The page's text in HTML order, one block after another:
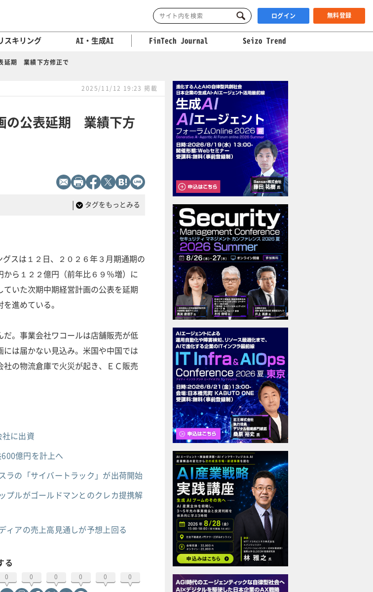
ログイン 無料登録
スキリング AI・生成AI FinTech Journal Seizo Trend
延期 業績下方修正で
2025/11/12 19:23 掲載
の公表延期 業績下方
| タグをもっとみる
スは１２日、２０２６年３月期通期の
ら１２２億円（前年比６９％増）に
いた次期中期経営計画の公表を延期
進めている。
。事業会社ワコールは店舗販売が低
は届かない見込み。米国や中国では
の物流倉庫で火災が起き、ＥＣ販売
に出資
億円を計上へ
ラの「サイバートラック」が出荷開始
プルがゴールドマンとのクレカ提携解
ィアの売上高見通しが予想上回る
る
0 0 0 0 0 0